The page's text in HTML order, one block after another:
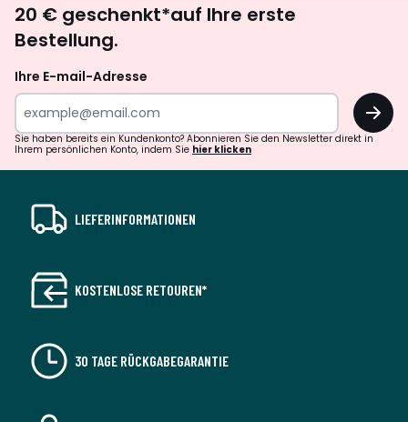
abonnieren
20 € geschenkt*auf Ihre erste
Bestellung.
Ihre E-mail-Adresse
OK
Sie haben bereits ein Kundenkonto? Abonnieren Sie den Newsletter direkt in
Ihrem persönlichen Konto, indem Sie hier klicken
LIEFERINFORMATIONEN
KOSTENLOSE RETOUREN*
30 TAGE RÜCKGABEGARANTIE